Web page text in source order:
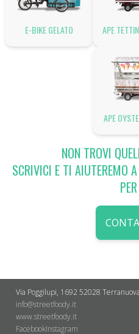
E-BIKE GELATO APE
APE
NON TROVI
SCRIVICI E TI AIUTEREMO
Via Poggilupi, 1692 52028
info@streetfoody.it
www.streetfoody.it
Facebook​Instagram